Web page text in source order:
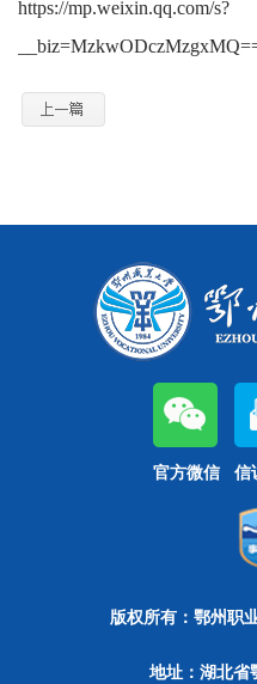
https://mp.weixin.qq.com/s?
官方微信 信
版权所有：鄂州职
地址：湖北省